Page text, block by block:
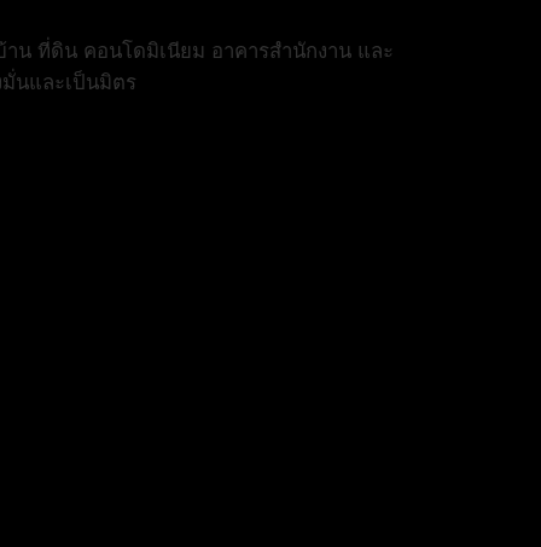
น ที่ดิน คอนโดมิเนียม อาคารสำนักงาน และ
นและเป็นมิตร